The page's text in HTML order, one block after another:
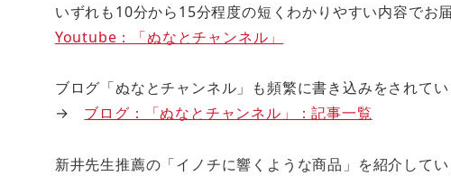
いずれも10分から15分程度の短くわかりやすい内容で
Youtube：「ぬなとチャンネル」
ブログ「ぬなとチャンネル」も頻繁に書き込みをされて
→ ブログ：「ぬなとチャンネル」：記事一覧
新井先生推薦の「イノチに響くような商品」を紹介して